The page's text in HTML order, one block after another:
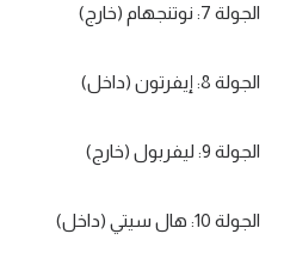
الجولة 7: نوتنجهام (خارج)
الجولة 8: إيفرتون (داخل)
الجولة 9: ليفربول (خارج)
الجولة 10: هال سيتي (داخل)